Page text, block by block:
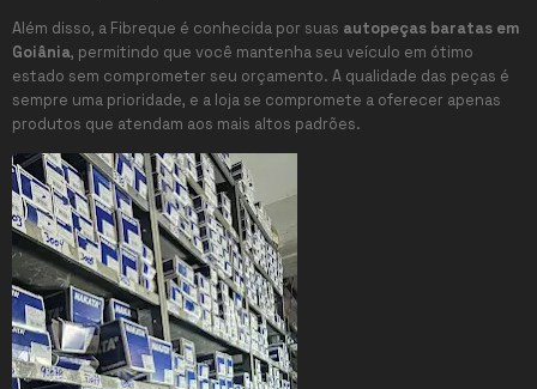
Além disso, a Fibreque é conhecida por suas autopeças baratas em
Goiânia, permitindo que você mantenha seu veículo em ótimo
estado sem comprometer seu orçamento. A qualidade das peças é
sempre uma prioridade, e a loja se compromete a oferecer apenas
produtos que atendam aos mais altos padrões.